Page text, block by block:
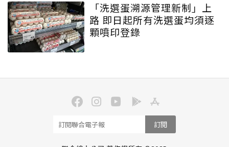
「洗選蛋溯源管理新制」上
路 即日起所有洗選蛋均須逐
顆噴印登錄
訂閱